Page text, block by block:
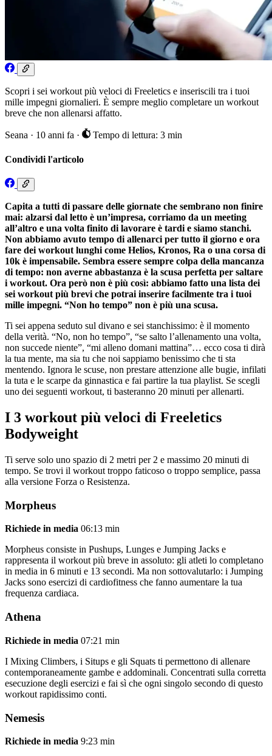
Scopri i sei workout più veloci di Freeletics e inseriscili tra i tuoi
mille impegni giornalieri. È sempre meglio completare un workout
breve che non allenarsi affatto.
Seana · 10 anni fa · Tempo di lettura: 3 min
Condividi l'articolo
Capita a tutti di passare delle giornate che sembrano non finire
mai: alzarsi dal letto è un’impresa, corriamo da un meeting
all’altro e una volta finito di lavorare è tardi e siamo stanchi.
Non abbiamo avuto tempo di allenarci per tutto il giorno e ora
fare dei workout lunghi come Helios, Kronos, Ra o una corsa di
10k è impensabile. Sembra essere sempre colpa della mancanza
di tempo: non averne abbastanza è la scusa perfetta per saltare
i workout. Ora però non è più così: abbiamo fatto una lista dei
sei workout più brevi che potrai inserire facilmente tra i tuoi
mille impegni. “Non ho tempo” non è più una scusa.
Ti sei appena seduto sul divano e sei stanchissimo: è il momento
della verità. “No, non ho tempo”, “se salto l’allenamento una volta,
non succede niente”, “mi alleno domani mattina”… ecco cosa ti dirà
la tua mente, ma sia tu che noi sappiamo benissimo che ti sta
mentendo. Ignora le scuse, non prestare attenzione alle bugie, infilati
la tuta e le scarpe da ginnastica e fai partire la tua playlist. Se scegli
uno dei seguenti workout, ti basteranno 20 minuti per allenarti.
I 3 workout più veloci di Freeletics
Bodyweight
Ti serve solo uno spazio di 2 metri per 2 e massimo 20 minuti di
tempo. Se trovi il workout troppo faticoso o troppo semplice, passa
alla versione Forza o Resistenza.
Morpheus
Richiede in media 06:13 min
Morpheus consiste in Pushups, Lunges e Jumping Jacks e
rappresenta il workout più breve in assoluto: gli atleti lo completano
in media in 6 minuti e 13 secondi. Ma non sottovalutarlo: i Jumping
Jacks sono esercizi di cardiofitness che fanno aumentare la tua
frequenza cardiaca.
Athena
Richiede in media 07:21 min
I Mixing Climbers, i Situps e gli Squats ti permettono di allenare
contemporaneamente gambe e addominali. Concentrati sulla corretta
esecuzione degli esercizi e fai sì che ogni singolo secondo di questo
workout rapidissimo conti.
Nemesis
Richiede in media 9:23 min